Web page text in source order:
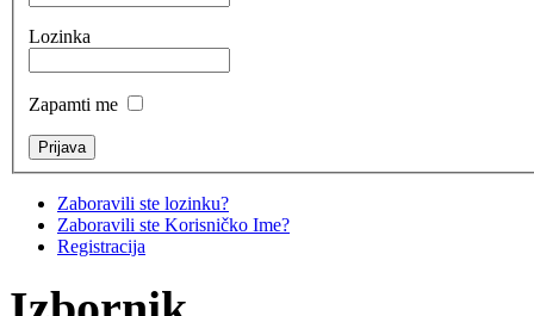
Lozinka
Zapamti me
Zaboravili ste lozinku?
Zaboravili ste Korisničko Ime?
Registracija